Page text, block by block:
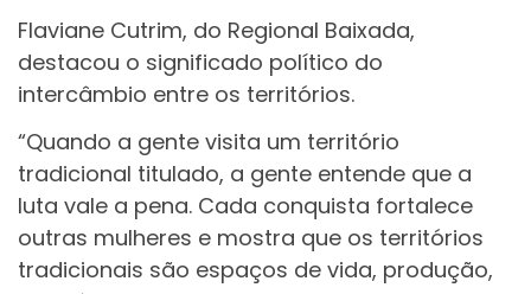
Flaviane Cutrim, do Regional Baixada,
destacou o significado político do
intercâmbio entre os territórios.
“Quando a gente visita um território
tradicional titulado, a gente entende que a
luta vale a pena. Cada conquista fortalece
outras mulheres e mostra que os territórios
tradicionais são espaços de vida, produção,